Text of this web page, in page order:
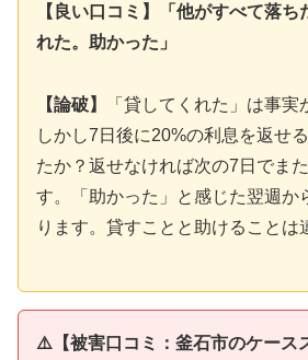
【良い口コミ】「他がすべて落ち
れた。助かった」
【論破】
「貸してくれた」は事実
しかし7日後に20%の利息を返せ
たか？返せなければ次の7日でま
す。「助かった」と感じた翌週か
ります。貸すことと助けることは
⚠️【被害口コミ：釜石市のケース